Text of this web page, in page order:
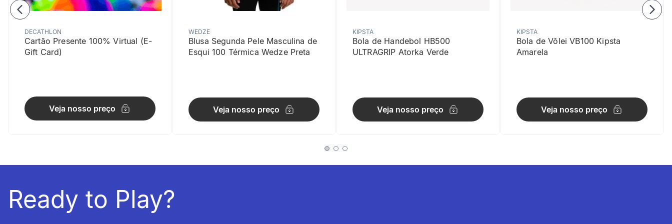
Adaptabilidade morfológica
As 4 fivelas de regulação (cintura e coxas) ajustam e centram a cadeirinha.
DECATHLON
Cartão Presente 100% Virtual (E-
Gift Card)
Veja nosso preço
WEDZE
Blusa Segunda Pele Masculina de
Esqui 100 Térmica Wedze Preta
Veja nosso preço
KIPSTA
Bola de Handebol HB500
ULTRAGRIP Atorka Verde
Veja nosso preço
KIPSTA
Bola de Vôlei VB100 Kipsta
Amarela
Veja nosso preço
Ready to Play?